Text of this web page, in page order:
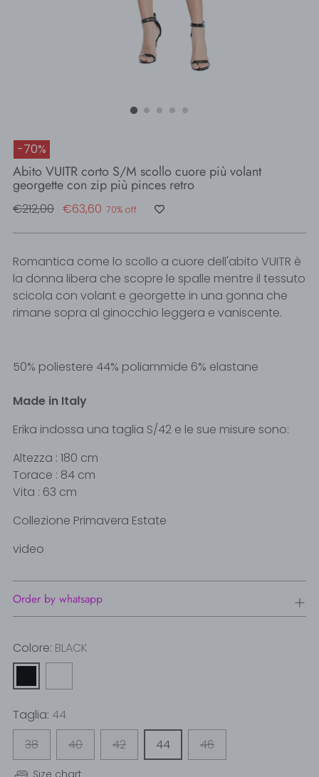
-70%
Abito VUITR corto S/M scollo cuore più volant
georgette con zip più pinces retro
Regular
€212,00 €63,60 70% off
Romantica come lo scollo a cuore dell'abito VUITR è
la donna libera che scopre le spalle mentre il tessuto
scicola con volant e georgette in una gonna che
rimane sopra al ginocchio leggera e vaniscente.
50% poliestere 44% poliammide 6% elastane
Made in Italy
Erika indossa una taglia S/42 e le sue misure sono:
Altezza : 180 cm
Torace : 84 cm
Vita : 63 cm
Collezione Primavera Estate
video
Order by whatsapp
Colore: BLACK
Taglia: 44
38
40 42 44 46
Size chart